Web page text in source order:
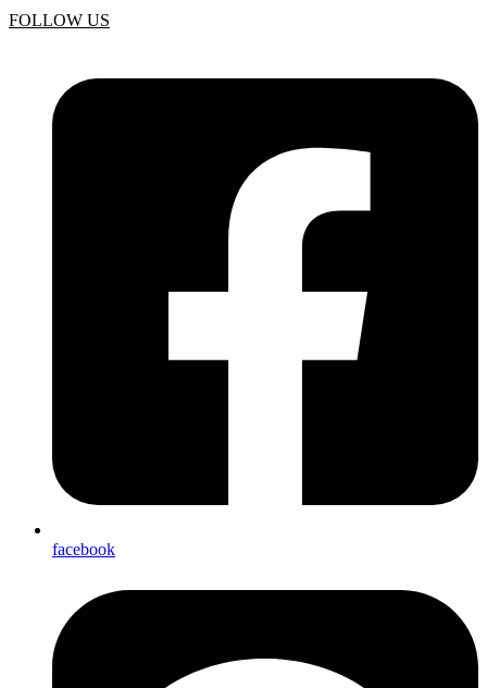
FOLLOW US
facebook